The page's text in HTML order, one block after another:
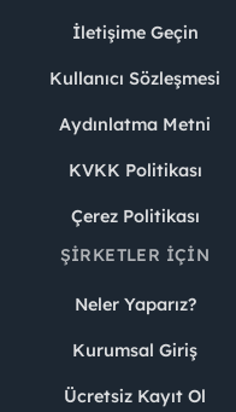
İletişime Geçin
Kullanıcı Sözleşmesi
Aydınlatma Metni
KVKK Politikası
Çerez Politikası
ŞIRKETLER İÇIN
Neler Yaparız?
Kurumsal Giriş
Ücretsiz Kayıt Ol